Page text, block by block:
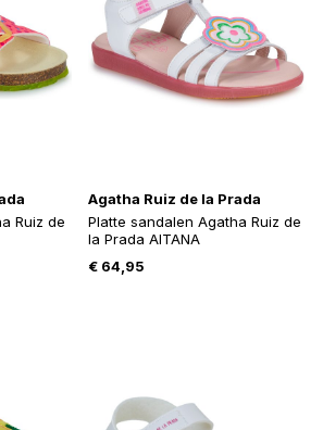
Ruiz de
Agatha Ruiz de la Prada
Platte sandalen Agatha Ruiz de
la Prada AITANA
€64,95